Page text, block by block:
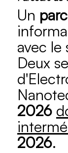
Un
avec
Deux
2026
2026.